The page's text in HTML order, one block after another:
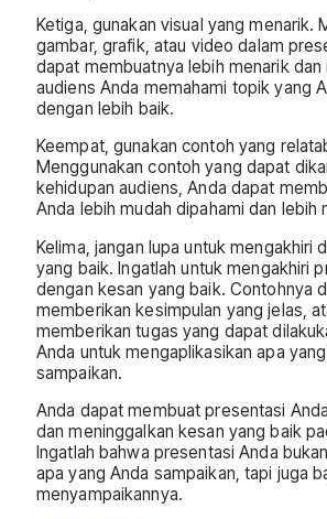
Ketiga, gunakan visual yang menarik.
gambar, grafik, atau video dalam
dapat membuatnya lebih menarik dan
audiens Anda memahami topik yang
dengan lebih baik.
Keempat, gunakan contoh yang
Menggunakan contoh yang dapat
kehidupan audiens, Anda dapat
Anda lebih mudah dipahami dan lebih
Kelima, jangan lupa untuk mengakhiri
yang baik. Ingatlah untuk mengakhiri
dengan kesan yang baik. Contohnya
memberikan kesimpulan yang jelas,
memberikan tugas yang dapat
Anda untuk mengaplikasikan apa
sampaikan.
Anda dapat membuat presentasi
dan meninggalkan kesan yang baik
Ingatlah bahwa presentasi Anda
apa yang Anda sampaikan, tapi juga
menyampaikannya.